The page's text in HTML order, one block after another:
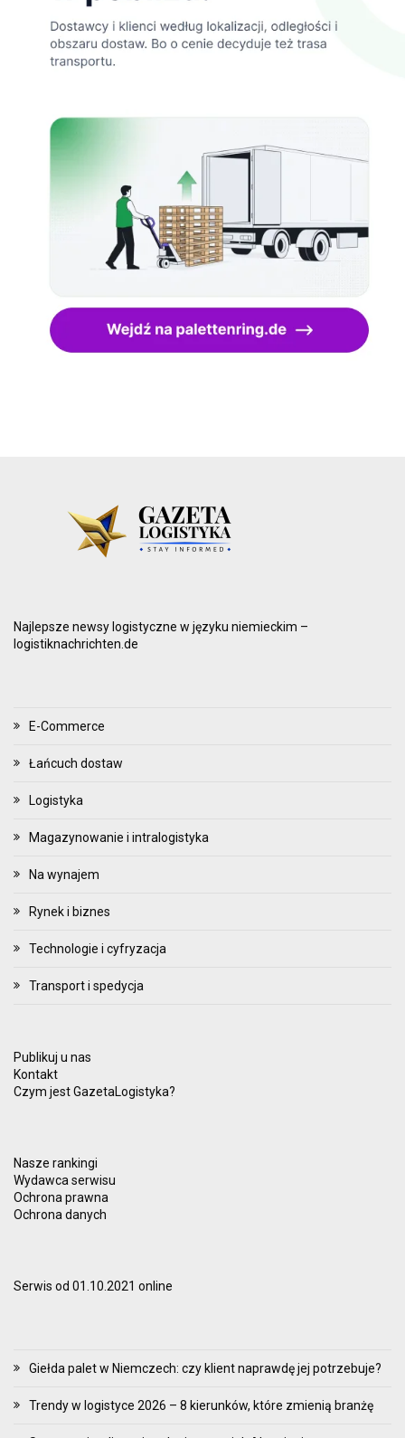
Najlepsze newsy logistyczne w języku niemieckim –
logistiknachrichten.de
E-Commerce
Łańcuch dostaw
Logistyka
Magazynowanie i intralogistyka
Na wynajem
Rynek i biznes
Technologie i cyfryzacja
Transport i spedycja
Publikuj u nas
Kontakt
Czym jest GazetaLogistyka?
Nasze rankingi
Wydawca serwisu
Ochrona prawna
Ochrona danych
Serwis od 01.10.2021 online
Giełda palet w Niemczech: czy klient naprawdę jej potrzebuje?
Trendy w logistyce 2026 – 8 kierunków, które zmienią branżę